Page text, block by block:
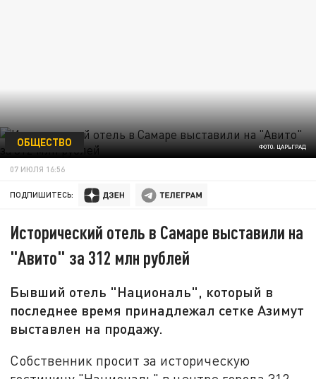
ФОТО: ЦАРЬГРАД
ОБЩЕСТВО
07 ИЮЛЯ 16:56
ПОДПИШИТЕСЬ:
Исторический отель в Самаре выставили на
"Авито" за 312 млн рублей
Бывший отель "Националь", который в
последнее время принадлежал сетке Азимут
выставлен на продажу.
Собственник просит за историческую